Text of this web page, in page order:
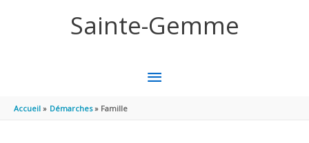
Sainte-Gemme
MENU
Accueil Démarches Famille